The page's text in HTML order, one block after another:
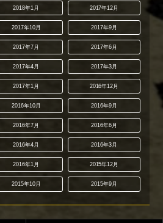
2018年1月 2017年12月
2017年10月 2017年9月
2017年7月 2017年6月
2017年4月 2017年3月
2017年1月 2016年12月
2016年10月 2016年9月
2016年7月 2016年6月
2016年4月 2016年3月
2016年1月 2015年12月
2015年10月 2015年9月